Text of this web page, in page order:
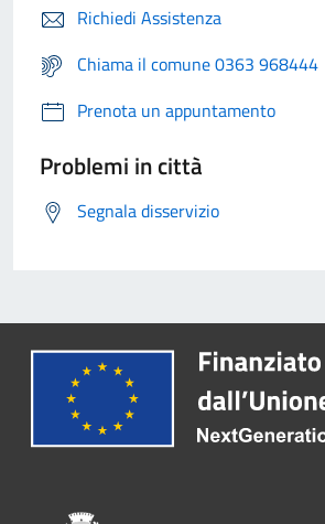
Richiedi Assistenza
Chiama il comune 0363 968444
Prenota un appuntamento
Problemi in città
Segnala disservizio